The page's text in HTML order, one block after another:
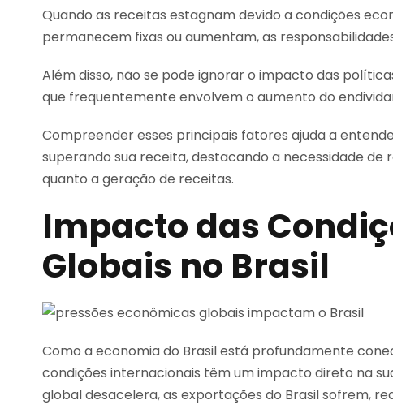
Quando as receitas estagnam devido a condições
permanecem fixas ou aumentam, as
Além disso, não se pode ignorar o impacto das
que frequentemente envolvem o aumento do
Compreender esses principais fatores ajuda a
superando sua receita, destacando a necessidade
quanto a geração de receitas.
Impacto das
Globais no Brasil
Como a economia do Brasil está profundamente
condições internacionais têm um impacto direto na
global desacelera, as exportações do Brasil sofrem,